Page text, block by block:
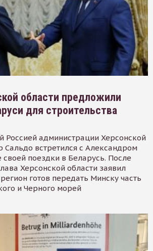
области предложили
для строительства
Россией администрации Херсонской
Сальдо встретился с Александром
поездки в Беларусь. После
Херсонской области заявил
готов передать Минску часть
и Черного морей